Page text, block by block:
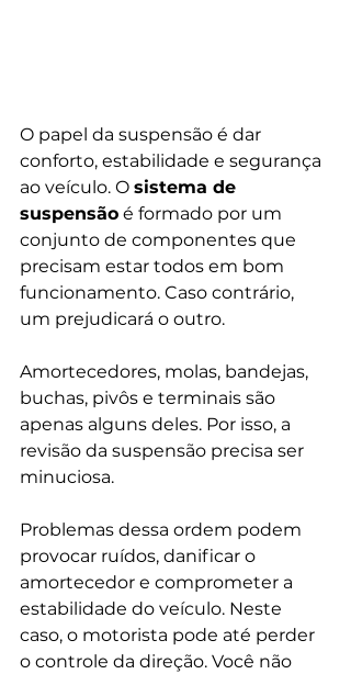
O papel da suspensão é dar
conforto, estabilidade e segurança
ao veículo. O sistema de
suspensão é formado por um
conjunto de componentes que
precisam estar todos em bom
funcionamento. Caso contrário,
um prejudicará o outro.
Amortecedores, molas, bandejas,
buchas, pivôs e terminais são
apenas alguns deles. Por isso, a
revisão da suspensão precisa ser
minuciosa.
Problemas dessa ordem podem
provocar ruídos, danificar o
amortecedor e comprometer a
estabilidade do veículo. Neste
caso, o motorista pode até perder
o controle da direção. Você não